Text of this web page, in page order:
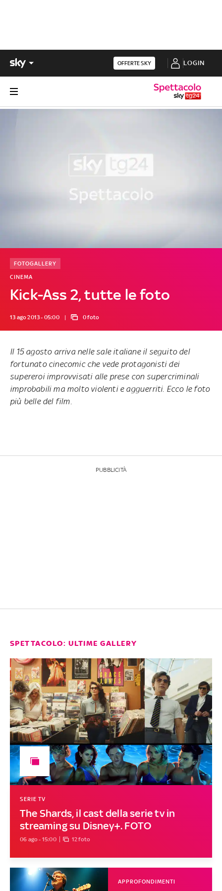
OFFERTE SKY LOGIN
Kick-Ass 2, tutte le foto
CINEMA
FOTOGALLERY
13 ago 2013 - 05:00 0 foto
Il 15 agosto arriva nelle sale italiane il seguito del
fortunato cinecomic che vede protagonisti dei
supereroi improvvisati alle prese con supercriminali
improbabili ma molto violenti e agguerriti. Ecco le foto
più belle del film.
PUBBLICITÀ
SPETTACOLO: ULTIME GALLERY
The Shards, il cast della serie tv in
streaming su Disney+. FOTO
SERIE TV
06 ago - 15:00 12 foto
APPROFONDIMENTI